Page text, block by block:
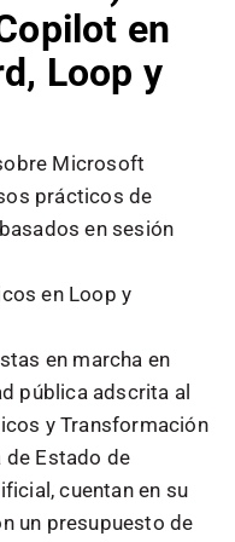
en
Loop y
Microsoft
prácticos de
en sesión
en Loop y
en marcha en
pública adscrita al
y Transformación
de Estado de
cuentan en su
un presupuesto de